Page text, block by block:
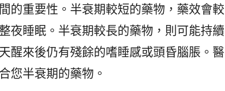
的重要性。半衰期較短的藥物，藥效會較
夜睡眠。半衰期較長的藥物，則可能持續
醒來後仍有殘餘的嗜睡感或頭昏腦脹。醫
您半衰期的藥物。